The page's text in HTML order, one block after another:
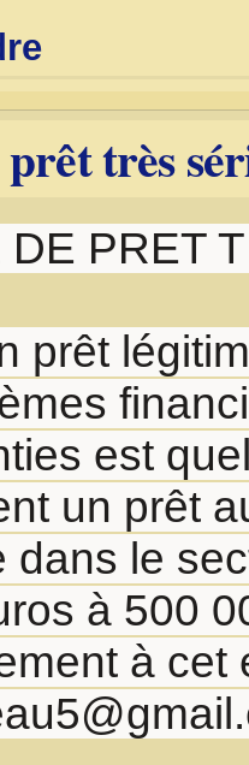
très
DE PRET
prêt
est
un prêt
dans le
à 500
à cet